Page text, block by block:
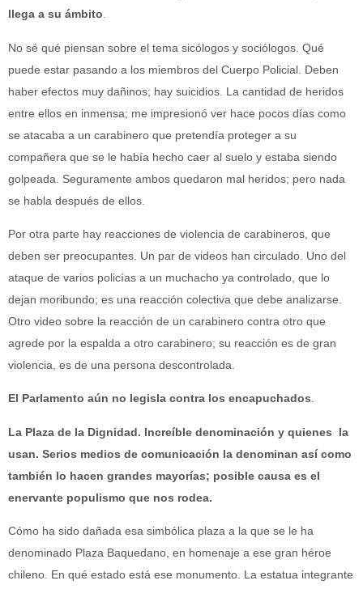
llega a su ámbito
No sé qué piensan sobre el tema sicólogos y sociólogos. Qué
puede estar pasando a los miembros del Cuerpo Policial. Deben
haber efectos muy dañinos; hay suicidios. La cantidad de heridos
entre ellos en inmensa; me impresionó ver hace pocos días como
se atacaba a un carabinero que pretendía proteger a su
compañera que se le había hecho caer al suelo y estaba siendo
golpeada. Seguramente ambos quedaron mal heridos; pero nada
se habla después de ellos.
Por otra parte hay reacciones de violencia de carabineros, que
deben ser preocupantes. Un par de videos han circulado. Uno del
ataque de varios policías a un muchacho ya controlado, que lo
dejan moribundo; es una reacción colectiva que debe analizarse.
Otro video sobre la reacción de un carabinero contra otro que
agrede por la espalda a otro carabinero; su reacción es de gran
violencia, es de una persona descontrolada.
El Parlamento aún no legisla contra los encapuchados.
La Plaza de la Dignidad. Increíble denominación y quienes la
usan. Serios medios de comunicación la denominan así como
también lo hacen grandes mayorías; posible causa es el
enervante populismo que nos rodea.
Cómo ha sido dañada esa simbólica plaza a la que se le ha
denominado Plaza Baquedano, en homenaje a ese gran héroe
chileno. En qué estado está ese monumento. La estatua integrante